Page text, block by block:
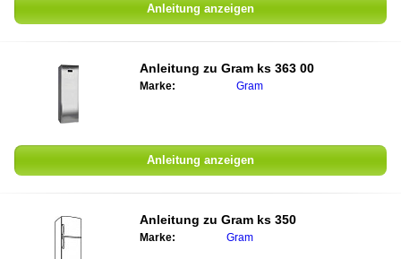
Anleitung anzeigen
Anleitung zu Gram ks 363 00
Marke: Gram
Anleitung anzeigen
Anleitung zu Gram ks 350
Marke: Gram